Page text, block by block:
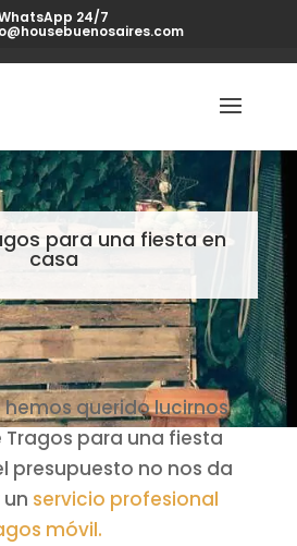
24/7
para una fiesta en
casa
querido lucirnos
Tragos para una fiesta
presupuesto no nos da
servicio profesional
móvil.